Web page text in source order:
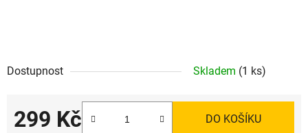
Dostupnost Skladem (1 ks)
299 Kč DO KOŠÍKU